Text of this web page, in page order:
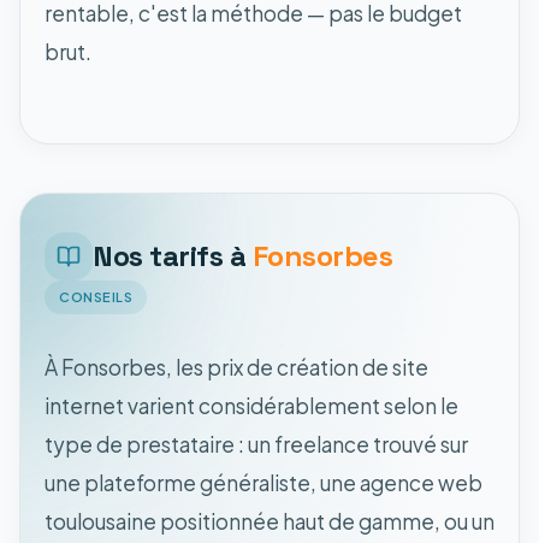
rentable, c'est la méthode — pas le budget
brut.
Nos tarifs à Fonsorbes
CONSEILS
À Fonsorbes, les prix de création de site
internet varient considérablement selon le
type de prestataire : un freelance trouvé sur
une plateforme généraliste, une agence web
toulousaine positionnée haut de gamme, ou un